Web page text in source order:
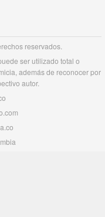
reservados.
ser utilizado total o
además de reconocer por
autor.